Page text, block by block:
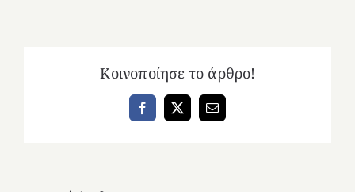
Κοινοποίησε το άρθρο!
Facebook
X Email